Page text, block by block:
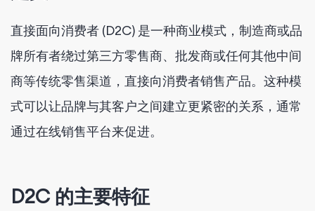
直接面向消费者 (D2C) 是一种商业模式，制造商或品
牌所有者绕过第三方零售商、批发商或任何其他中间
商等传统零售渠道，直接向消费​​者销售产品。这种模
式可以让品牌与其客户之间建立更紧密的关系，通常
通过在线销售平台来促进。
D2C 的主要特征